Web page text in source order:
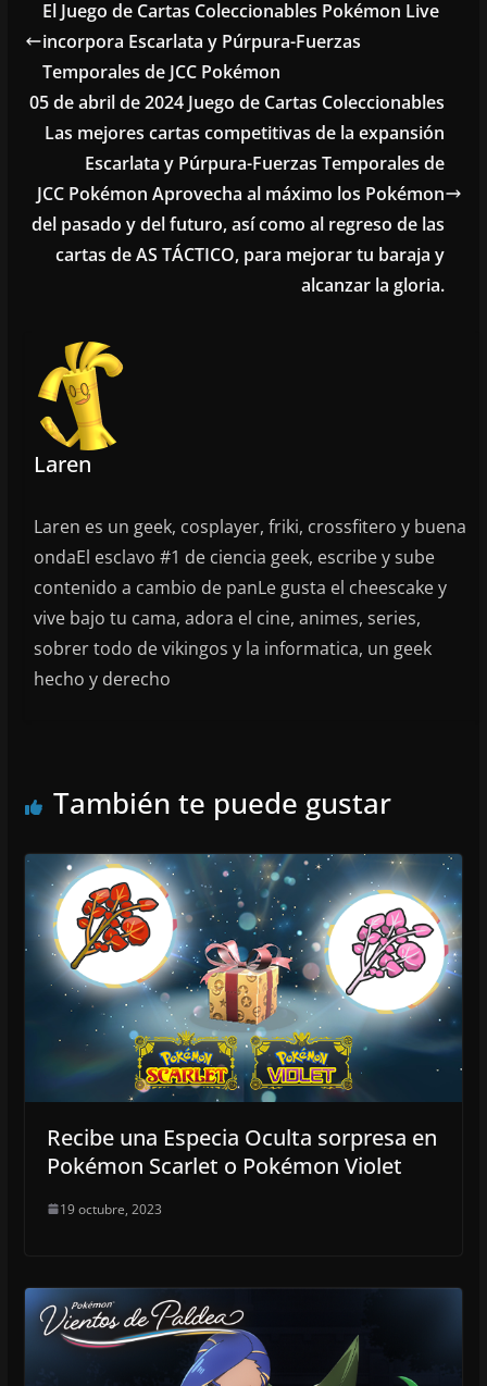
El Juego de Cartas Coleccionables Pokémon Live
incorpora Escarlata y Púrpura-Fuerzas
Temporales de JCC Pokémon
05 de abril de 2024 Juego de Cartas Coleccionables
Las mejores cartas competitivas de la expansión
Escarlata y Púrpura-Fuerzas Temporales de
JCC Pokémon Aprovecha al máximo los Pokémon
del pasado y del futuro, así como al regreso de las
cartas de AS TÁCTICO, para mejorar tu baraja y
alcanzar la gloria.
Laren
Laren es un geek, cosplayer, friki, crossfitero y buena
ondaEl esclavo #1 de ciencia geek, escribe y sube
contenido a cambio de panLe gusta el cheescake y
vive bajo tu cama, adora el cine, animes, series,
sobrer todo de vikingos y la informatica, un geek
hecho y derecho
También te puede gustar
Recibe una Especia Oculta sorpresa en
Pokémon Scarlet o Pokémon Violet
19 octubre, 2023